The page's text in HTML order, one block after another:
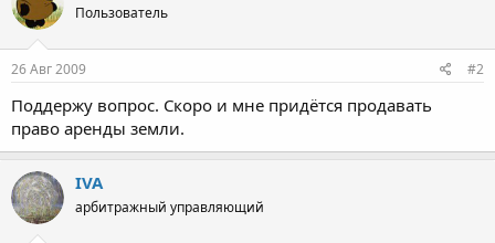
Пользователь
26 Авг 2009 #2
Поддержу вопрос. Скоро и мне придётся продавать
право аренды земли.
IVA
арбитражный управляющий